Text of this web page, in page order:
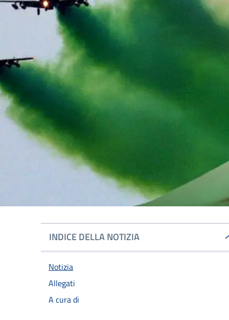
INDICE DELLA NOTIZIA
Notizia
Allegati
A cura di